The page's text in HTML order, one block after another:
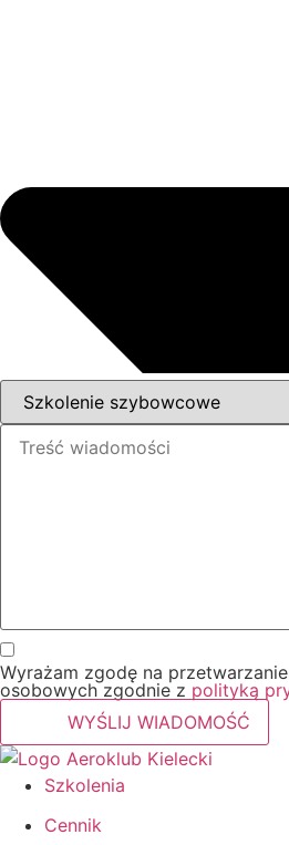
Wyrażam zgodę na
osobowych zgodnie z polityką
WYŚLIJ WIADOMOŚĆ
Szkolenia
Cennik